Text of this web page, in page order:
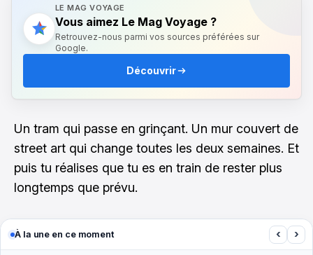
LE MAG VOYAGE
Vous aimez Le Mag Voyage ?
Retrouvez-nous parmi vos sources préférées sur
Google.
Découvrir
Un tram qui passe en grinçant. Un mur couvert de
street art qui change toutes les deux semaines. Et
puis tu réalises que tu es en train de rester plus
longtemps que prévu.
À la une en ce moment ‹ ›